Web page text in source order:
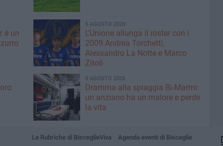
è un
6 AGOSTO 2026
L'Unione allunga il roster con i
2009 Andrea Torchetti,
Alessandro La Notte e Marco
Zitoli
5 AGOSTO 2026
Dramma alla spiaggia Bi-Marmi:
un anziano ha un malore e perde
la vita
Le Rubriche di BisceglieViva
Agenda eventi di Bisceglie